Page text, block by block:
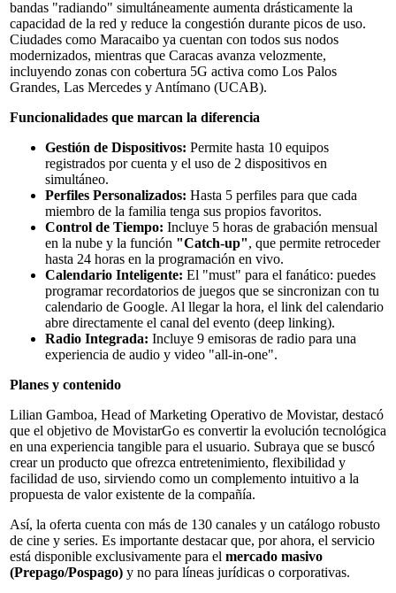
bandas "radiando" simultáneamente aumenta drásticamente la
capacidad de la red y reduce la congestión durante picos de uso.
Ciudades como Maracaibo ya cuentan con todos sus nodos
modernizados, mientras que Caracas avanza velozmente,
incluyendo zonas con cobertura 5G activa como Los Palos
Grandes, Las Mercedes y Antímano (UCAB).
Funcionalidades que marcan la diferencia
Gestión de Dispositivos: Permite hasta 10 equipos
registrados por cuenta y el uso de 2 dispositivos en
simultáneo.
Perfiles Personalizados: Hasta 5 perfiles para que cada
miembro de la familia tenga sus propios favoritos.
Control de Tiempo: Incluye 5 horas de grabación mensual
en la nube y la función "Catch-up", que permite retroceder
hasta 24 horas en la programación en vivo.
Calendario Inteligente: El "must" para el fanático: puedes
programar recordatorios de juegos que se sincronizan con tu
calendario de Google. Al llegar la hora, el link del calendario
abre directamente el canal del evento (deep linking).
Radio Integrada: Incluye 9 emisoras de radio para una
experiencia de audio y video "all-in-one".
Planes y contenido
Lilian Gamboa, Head of Marketing Operativo de Movistar, destacó
que el objetivo de MovistarGo es convertir la evolución tecnológica
en una experiencia tangible para el usuario. Subraya que se buscó
crear un producto que ofrezca entretenimiento, flexibilidad y
facilidad de uso, sirviendo como un complemento intuitivo a la
propuesta de valor existente de la compañía.
Así, la oferta cuenta con más de 130 canales y un catálogo robusto
de cine y series. Es importante destacar que, por ahora, el servicio
está disponible exclusivamente para el mercado masivo
(Prepago/Pospago) y no para líneas jurídicas o corporativas.